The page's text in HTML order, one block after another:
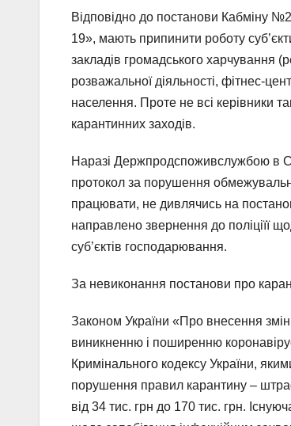
Відповідно до постанови Кабміну
19», мають припинити роботу
закладів громадського харчування
розважальної діяльності, фітнес-
населення. Проте не всі керівники
карантинних заходів.
Наразі Держпродспоживслужбою в
протокол за порушення
працювати, не дивлячись на
направлено звернення до поліціїї
суб’єктів господарювання.
За невиконання постанови про
Законом України «Про внесення
виникненню і поширенню
Кримінального кодексу України,
порушення правил карантину –
від 34 тис. грн до 170 тис. грн.